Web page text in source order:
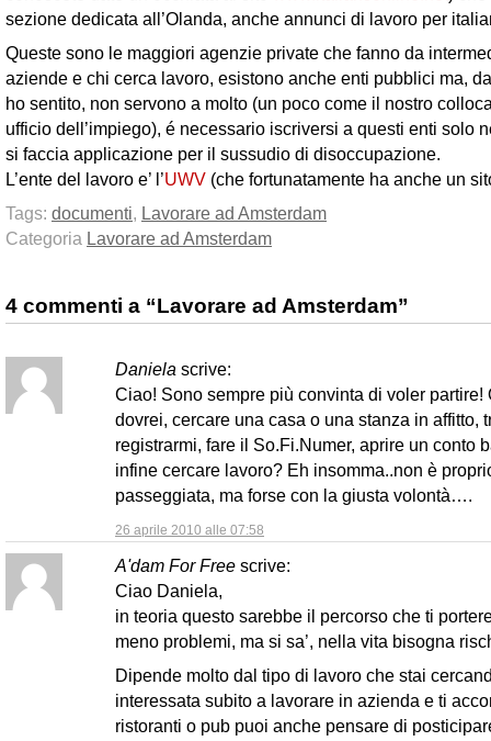
sezione dedicata all’Olanda, anche annunci di lavoro per
Queste sono le maggiori agenzie private che fanno da
aziende e chi cerca lavoro, esistono anche enti pubblici ma,
ho sentito, non servono a molto (un poco come il nostro
ufficio dell’impiego), é necessario iscriversi a questi enti solo
si faccia applicazione per il sussudio di disoccupazione.
L’ente del lavoro e’ l’UWV (che fortunatamente ha anche un
Tags: documenti, Lavorare ad Amsterdam
Categoria Lavorare ad Amsterdam
4 commenti a “Lavorare ad Amsterdam”
Daniela scrive:
26 aprile 2010 alle 07:58
Ciao! Sono sempre più convinta di voler partire!
dovrei, cercare una casa o una stanza in affitto,
registrarmi, fare il So.Fi.Numer, aprire un conto
infine cercare lavoro? Eh insomma..non è
passeggiata, ma forse con la giusta volontà….
A'dam For Free scrive:
Ciao Daniela,
in teoria questo sarebbe il percorso che ti
meno problemi, ma si sa’, nella vita bisogna
Dipende molto dal tipo di lavoro che stai
interessata subito a lavorare in azienda e ti
ristoranti o pub puoi anche pensare di